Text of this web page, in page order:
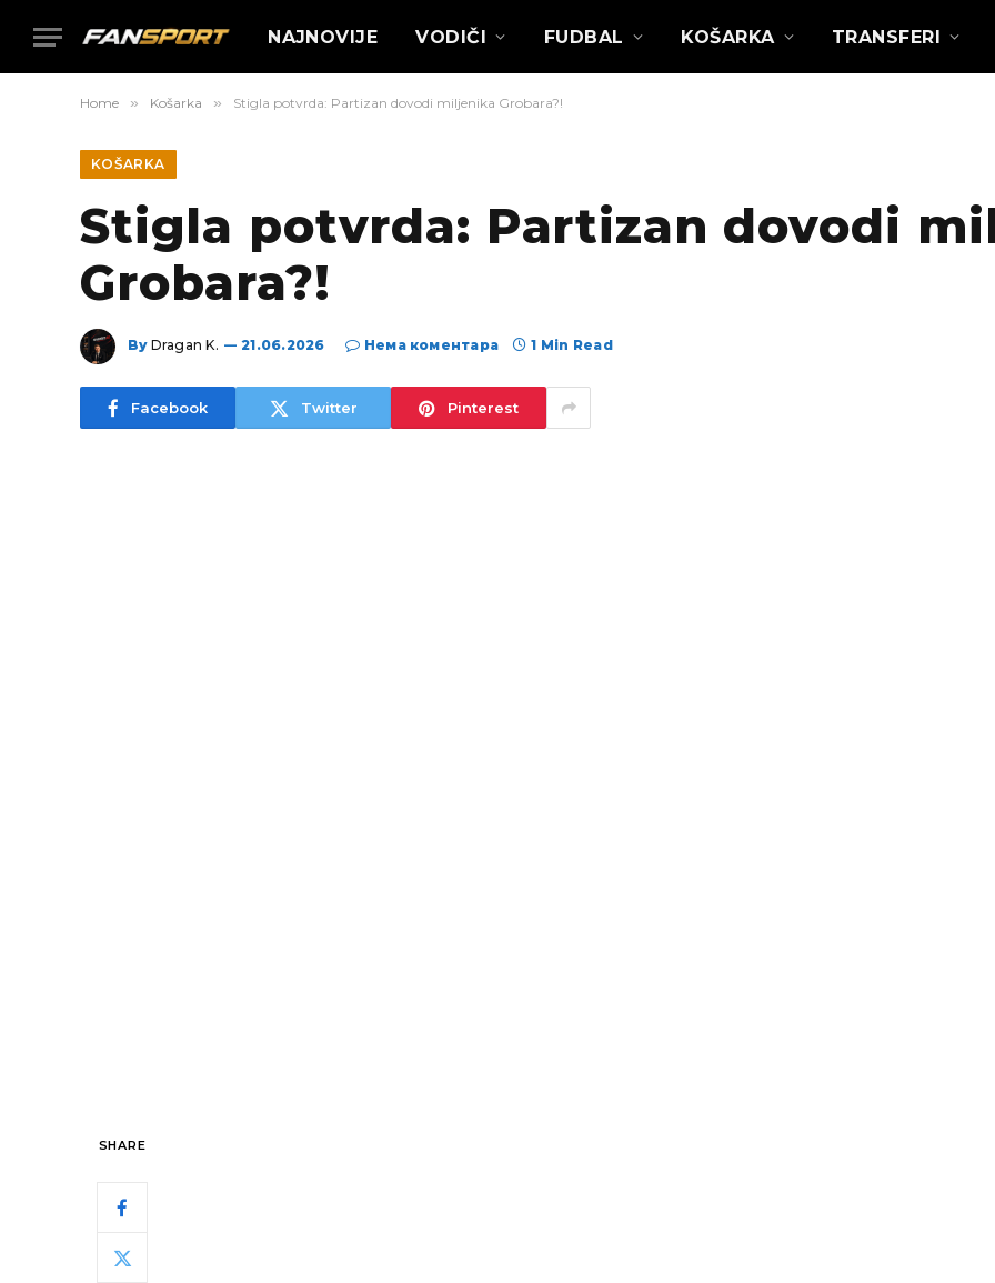
NAJNOVIJE VODIČI FUDBAL KOŠARKA TRANSFERI
Home » Košarka » Stigla potvrda: Partizan dovodi miljenika Grobara?!
KOŠARKA
Stigla potvrda: Partizan dovodi
Grobara?!
By Dragan K. 21.06.2026 Нема коментара 1 Min Read
Facebook Twitter Pinterest
SHARE